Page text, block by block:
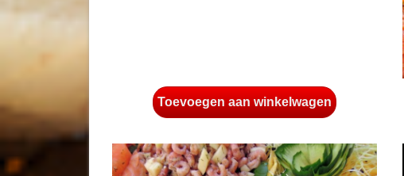
Toevoegen aan winkelwagen